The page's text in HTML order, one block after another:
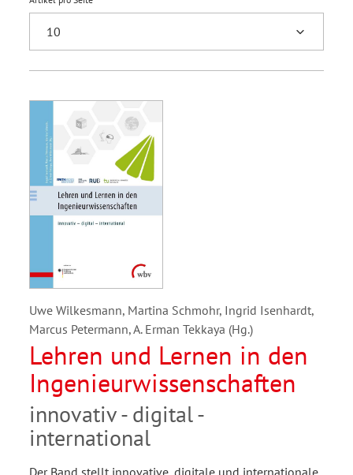
Uwe Wilkesmann, Martina Schmohr, Ingrid Isenhardt,
Marcus Petermann, A. Erman Tekkaya (Hg.)
Lehren und Lernen in den
Ingenieurwissenschaften
innovativ - digital -
international